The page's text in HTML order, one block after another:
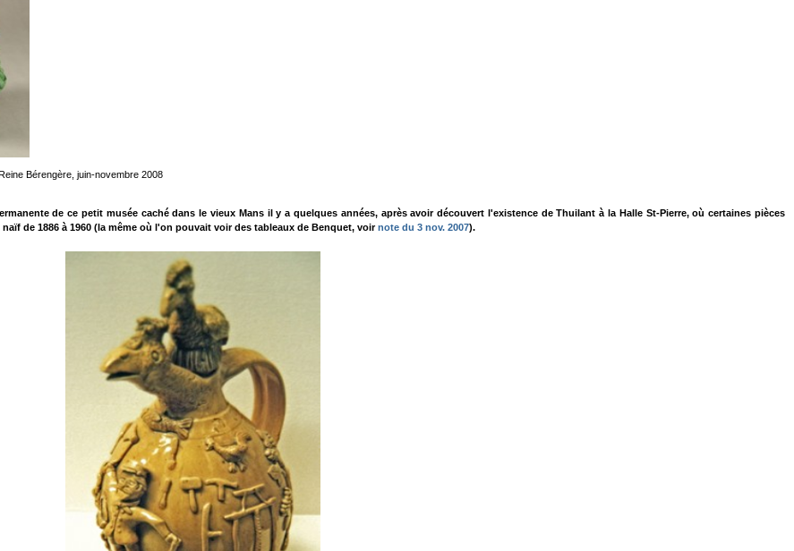
Bérengère, juin-novembre 2008
de ce petit musée caché dans le vieux Mans il y a quelques années, après avoir découvert l'existence de Thuilant à la Halle St-Pierre, où certaines pièces
de 1886 à 1960 (la même où l'on pouvait voir des tableaux de Benquet, voirnote du 3 nov. 2007).